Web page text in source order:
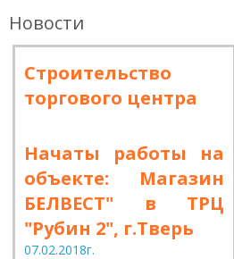
Новости
Строительство
торгового центра
Начаты работы на
объекте: Магазин
БЕЛВЕСТ" в ТРЦ
"Рубин 2", г.Тверь
07.02.2018г.